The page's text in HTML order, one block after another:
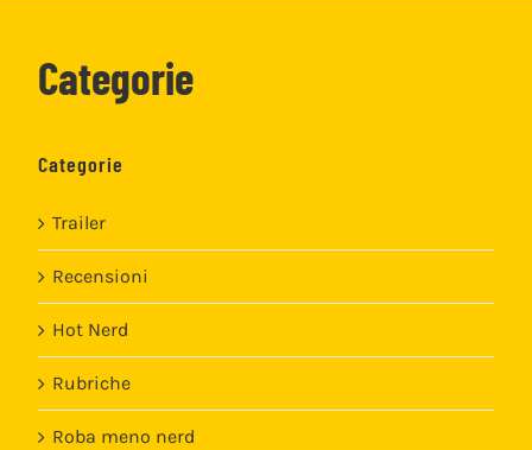
Categorie
Categorie
Trailer
Recensioni
Hot Nerd
Rubriche
Roba meno nerd